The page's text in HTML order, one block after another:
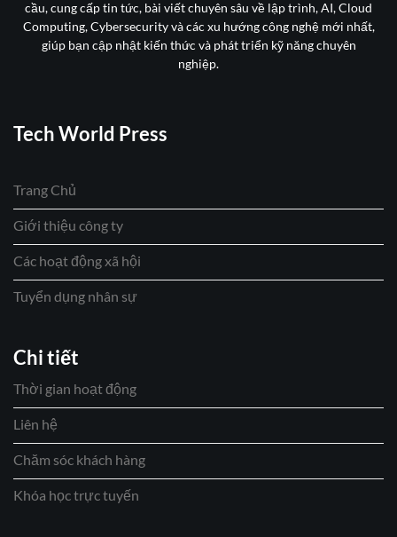
cầu, cung cấp tin tức, bài viết chuyên sâu về lập trình, AI, Cloud
Computing, Cybersecurity và các xu hướng công nghệ mới nhất,
giúp bạn cập nhật kiến thức và phát triển kỹ năng chuyên
nghiệp.
Tech World Press
Trang Chủ
Giới thiệu công ty
Các hoạt động xã hội
Tuyển dụng nhân sự
Chi tiết
Thời gian hoạt động
Liên hệ
Chăm sóc khách hàng
Khóa học trực tuyến